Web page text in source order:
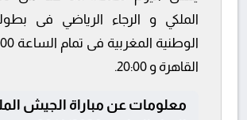
الملكي و الرجاء الرياضي فى
القاهرة و 20:00.
معلومات عن مباراة الجيش